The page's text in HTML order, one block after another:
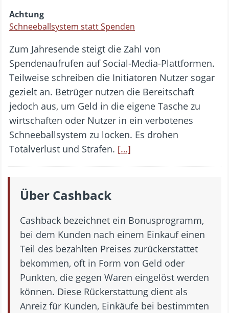
Achtung
Schneeballsystem statt Spenden
Zum Jahresende steigt die Zahl von
Spendenaufrufen auf Social-Media-Plattformen.
Teilweise schreiben die Initiatoren Nutzer sogar
gezielt an. Betrüger nutzen die Bereitschaft
jedoch aus, um Geld in die eigene Tasche zu
wirtschaften oder Nutzer in ein verbotenes
Schneeballsystem zu locken. Es drohen
Totalverlust und Strafen. […]
Über Cashback
Cashback bezeichnet ein Bonusprogramm,
bei dem Kunden nach einem Einkauf einen
Teil des bezahlten Preises zurückerstattet
bekommen, oft in Form von Geld oder
Punkten, die gegen Waren eingelöst werden
können. Diese Rückerstattung dient als
Anreiz für Kunden, Einkäufe bei bestimmten